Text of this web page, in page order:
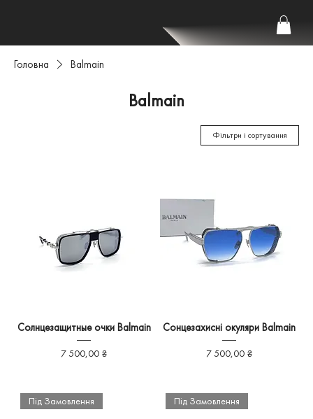
Головна Balmain
Balmain
Фільтри і сортування
Солнцезащитные очки Balmain
Ціна
7 500,00 ₴
Сонцезахисні окуляри Balmain
Ціна
7 500,00 ₴
Під Замовлення Під Замовлення